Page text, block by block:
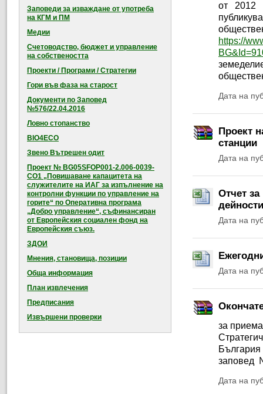
Заповеди за изваждане от употреба
на КГМ и ПМ
Медии
Счетоводство, бюджет и управление
на собствеността
Проекти / Програми / Стратегии
Гори във фаза на старост
Документи по Заповед
№576/22.04.2016
Ловно стопанство
BIO4ECO
Звено Вътрешен одит
Проект № BG05SFOP001-2.006-0039-
CO1 „Повишаване капацитета на
служителите на ИАГ за изпълнение на
контролни функции по управление на
горите“ по Оперативна програма
„Добро управление“, съфинансиран
от Европейския социален фонд на
Европейския съюз.
ЗДОИ
Мнения, становища, позиции
Обща информация
План извлечения
Предписания
Извършени проверки
от 2012
https://
Дата на
Проект
станции
Дата на
Отчет за
Дата на
Дата на
за
България
заповед
Дата на